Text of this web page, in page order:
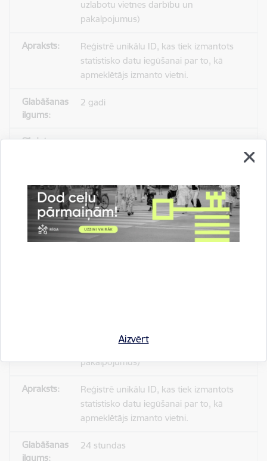
Aizvērt
uzlabotu vietnes darbību un
pakalpojumus)
Reģistrē unikālu ID, kas tiek izmantots
statistisko datu iegūšanai par to, kā
apmeklētājs izmanto vietni.
2 gadi
_gat
uzlabotu vietnes darbību un
pakalpojumus)
Izmanto Google Analytics, lai samazinātu
pieprasījuma līmeni.
Statistikas sīkdatnes (nepieciešamas, lai
uzlabotu vietnes darbību un
pakalpojumus)
Reģistrē unikālu ID, kas tiek izmantots
statistisko datu iegūšanai par to, kā
apmeklētājs izmanto vietni.
24 stundas